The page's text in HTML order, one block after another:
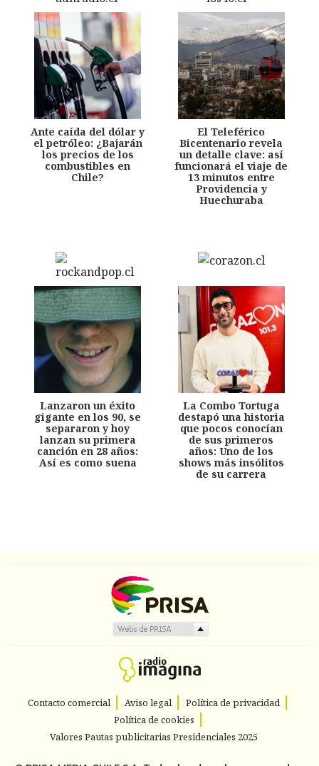
Ante caída del dólar y
el petróleo: ¿Bajarán
los precios de los
combustibles en
Chile?
El Teleférico
Bicentenario revela
un detalle clave: así
funcionará el viaje de
13 minutos entre
Providencia y
Huechuraba
Lanzaron un éxito
gigante en los 90, se
separaron y hoy
lanzan su primera
canción en 28 años:
Así es como suena
La Combo Tortuga
destapó una historia
que pocos conocían
de sus primeros
años: Uno de los
shows más insólitos
de su carrera
Contacto comercial Aviso legal
Política de privacidad
Política de cookies
Valores Pautas publicitarias Presidenciales 2025